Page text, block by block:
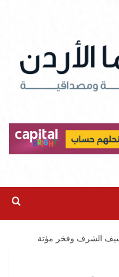
سيف الشرف وفخر مؤتة